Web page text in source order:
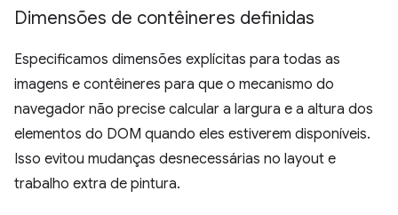
Dimensões de contêineres definidas
Especificamos dimensões explícitas para todas as
imagens e contêineres para que o mecanismo do
navegador não precise calcular a largura e a altura dos
elementos do DOM quando eles estiverem disponíveis.
Isso evitou mudanças desnecessárias no layout e
trabalho extra de pintura.